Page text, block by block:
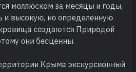
моллюском за месяцы и годы,
и высокую, но определенную
создаются Природой
они бесценны.
Крыма экскурсионный